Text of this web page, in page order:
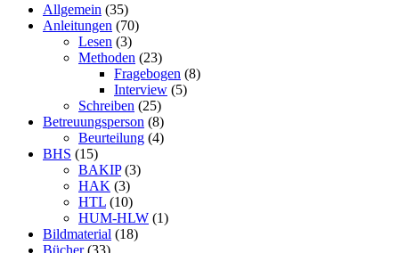
Allgemein (35)
Anleitungen (70)
Lesen (3)
Methoden (23)
Fragebogen (8)
Interview (5)
Schreiben (25)
Betreuungsperson (8)
Beurteilung (4)
BHS (15)
BAKIP(3)
HAK (3)
HTL (10)
HUM-HLW (1)
Bildmaterial (18)
Bücher(33)